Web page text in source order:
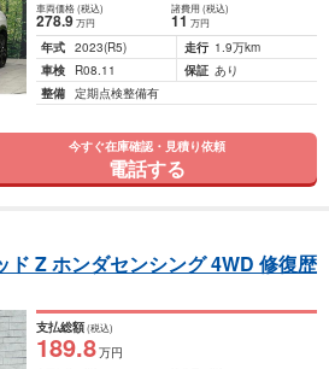
車両価格(税込)
278.9万円
諸費用 (税込)
11 万円
年式 2023(R5) 走行 1.9万km
車検
R08.11 保証 あり
整備 定期点検整備有
今すぐ在庫確認・見積り依頼
電話する
ド Z ホンダセンシング 4WD 修復歴
支払総額(税込)
189.8万円